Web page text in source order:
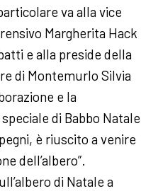
va alla vice
Margherita Hack
e alla preside della
di Montemurlo Silvia
e la
di Babbo Natale
è riuscito a venire
dell’albero”.
di Natale a